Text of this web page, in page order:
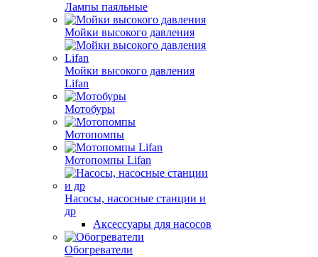
Лампы паяльные
Мойки высокого давления
Мойки высокого давления
Lifan
Мотобуры
Мотопомпы
Мотопомпы Lifan
Насосы, насосные станции и
др
Аксессуары для насосов
Обогреватели